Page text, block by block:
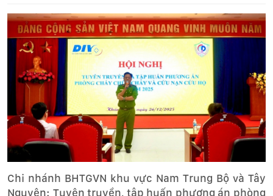
Chi nhánh BHTGVN khu vực Nam Trung Bộ và Tây
Nguyên: Tuyên truyền, tập huấn phương án phòng